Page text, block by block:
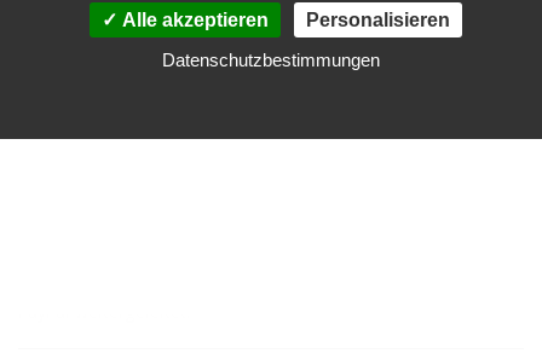
Alle akzeptieren
Personalisieren
Datenschutzbestimmungen